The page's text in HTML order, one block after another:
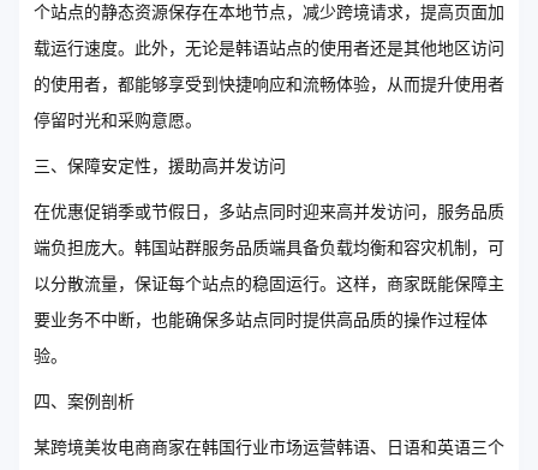
个站点的静态资源保存在本地节点，减少跨境请求，提高页面加
载运行速度。此外，无论是韩语站点的使用者还是其他地区访问
的使用者，都能够享受到快捷响应和流畅体验，从而提升使用者
停留时光和采购意愿。
三、保障安定性，援助高并发访问
在优惠促销季或节假日，多站点同时迎来高并发访问，服务品质
端负担庞大。韩国站群服务品质端具备负载均衡和容灾机制，可
以分散流量，保证每个站点的稳固运行。这样，商家既能保障主
要业务不中断，也能确保多站点同时提供高品质的操作过程体
验。
四、案例剖析
某跨境美妆电商商家在韩国行业市场运营韩语、日语和英语三个